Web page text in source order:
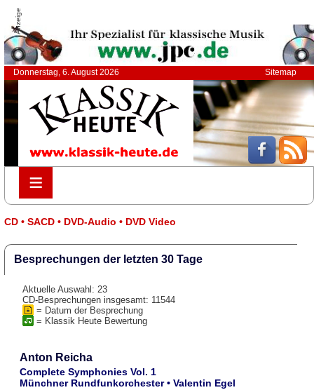
Anzeige
Donnerstag, 6. August 2026 Sitemap
≡
≡
CD • SACD • DVD-Audio • DVD Video
Besprechungen der letzten 30 Tage
Aktuelle Auswahl: 23
CD-Besprechungen insgesamt: 11544
= Datum der Besprechung
= Klassik Heute Bewertung
Anton Reicha
Complete Symphonies Vol. 1
Münchner Rundfunkorchester • Valentin Egel